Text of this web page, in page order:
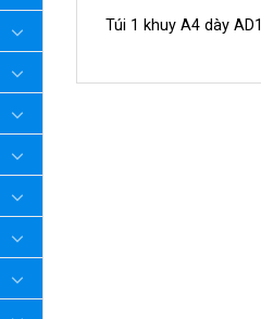
Túi 1 khuy A4 dày AD1